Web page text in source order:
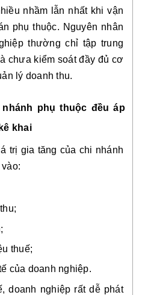
nhầm lẫn nhất khi vận
phụ thuộc. Nguyên nhân
thường chỉ tập trung
chưa kiểm soát đầy đủ cơ
lý doanh thu.
phụ thuộc đều áp
khai
trị gia tăng của chi nhánh
thuế;
của doanh nghiệp.
doanh nghiệp rất dễ phát